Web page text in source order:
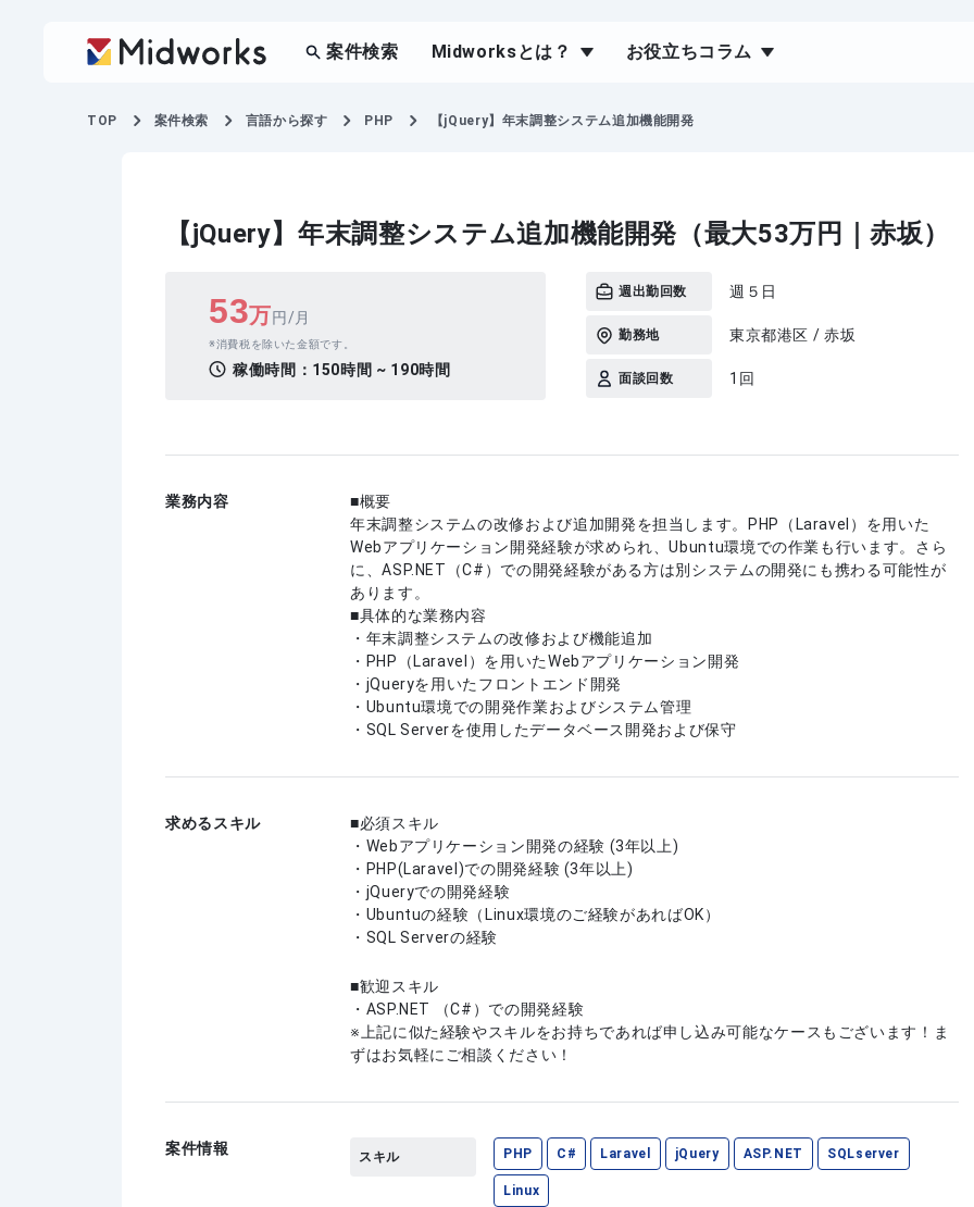
案件検索 Midworksとは？ お役立ちコラム
TOP 案件検索 言語から探す PHP 【jQuery】年末調整システム追加機能開発
【jQuery】年末調整システム追加機能開発（最大53万円｜赤坂）
53万円/月
消費税を除いた金額です。
稼働時間： 150時間 ~ 190時間
週出勤回数 週５日
勤務地 東京都港区 / 赤坂
面談回数 1回
業務内容
■概要
年末調整システムの改修および追加開発を担当します。PHP（Laravel）を用いた
Webアプリケーション開発経験が求められ、Ubuntu環境での作業も行います。さら
に、ASP.NET（C#）での開発経験がある方は別システムの開発にも携わる可能性が
あります。
■具体的な業務内容
・年末調整システムの改修および機能追加
・PHP（Laravel）を用いたWebアプリケーション開発
・jQueryを用いたフロントエンド開発
・Ubuntu環境での開発作業およびシステム管理
・SQL Serverを使用したデータベース開発および保守
求めるスキル
必須スキル
・Webアプリケーション開発の経験 (3年以上)
・PHP(Laravel)での開発経験 (3年以上)
・jQueryでの開発経験
・Ubuntuの経験（Linux環境のご経験があればOK）
・SQL Serverの経験
歓迎スキル
・ASP.NET （C#）での開発経験
上記に似た経験やスキルをお持ちであれば申し込み可能なケースもございます！ま
ずはお気軽にご相談ください！
案件情報 スキル PHP C# Laravel jQuery ASP.NET SQLserver
Linux